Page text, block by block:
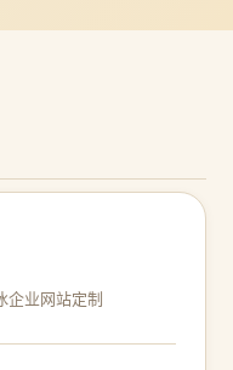
企业网站定制